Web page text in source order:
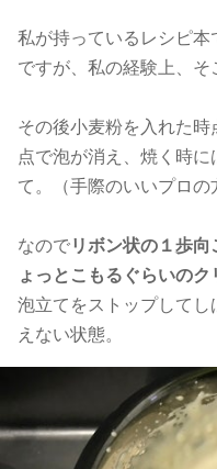
私が持っているレシピ
ですが、私の経験上、そ
その後小麦粉を入れた
点で泡が消え、焼く時
て。（手際のいいプロの
なのでリボン状の１歩
ょっとこもるぐらいのク
泡立てをストップして
えない状態。